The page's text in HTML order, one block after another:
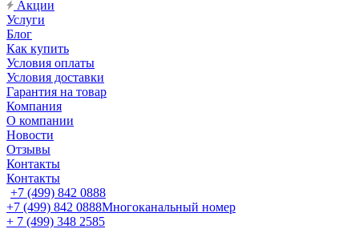
Акции
Услуги
Блог
Как купить
Условия оплаты
Условия доставки
Гарантия на товар
Компания
О компании
Новости
Отзывы
Контакты
Контакты
+7 (499) 842 0888
+7 (499) 842 0888Многоканальный номер
+ 7 (499) 348 2585